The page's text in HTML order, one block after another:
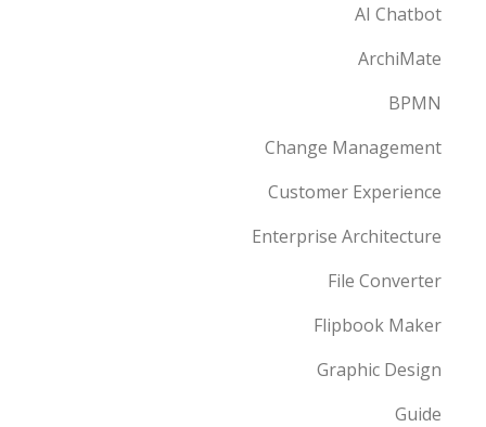
AI Chatbot
ArchiMate
BPMN
Change Management
Customer Experience
Enterprise Architecture
File Converter
Flipbook Maker
Graphic Design
Guide